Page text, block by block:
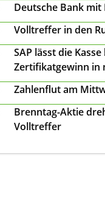
Deutsche Bank mit
Volltreffer in den
SAP lässt die
Zertifikatgewinn in
Zahlenflut am
Brenntag-Aktie
Volltreffer